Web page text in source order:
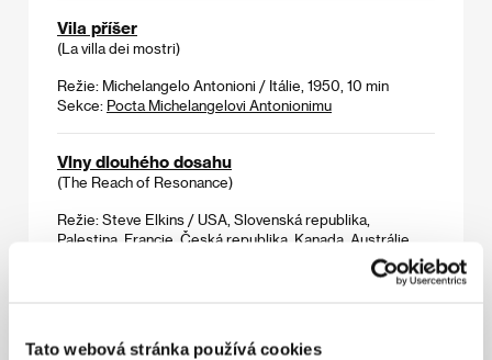
Tato webová stránka používá cookies
Vila příšer
(La villa dei mostri)
Režie: Michelangelo Antonioni / Itálie, 1950, 10 min
Sekce: Pocta Michelangelovi Antonionimu
Vlny dlouhého dosahu
(The Reach of Resonance)
Režie: Steve Elkins / USA, Slovenská republika,
Palestina, Francie, Česká republika, Kanada, Austrálie,
(W sypialni)